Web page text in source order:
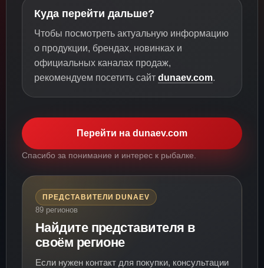
Куда перейти дальше?
Чтобы посмотреть актуальную информацию
о продукции, брендах, новинках и
официальных каналах продаж,
рекомендуем посетить сайт dunaev.com.
Перейти на dunaev.com
Спасибо за понимание и интерес к рыбалке.
ПРЕДСТАВИТЕЛИ DUNAEV
89 регионов
Найдите представителя в
своём регионе
Если нужен контакт для покупки, консультации